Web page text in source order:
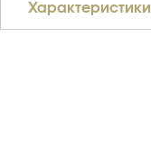
Характеристики